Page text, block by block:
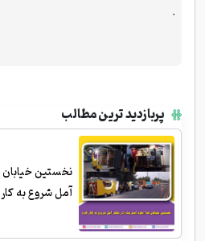
.
پربازدید ترین مطالب
نخستین خیابان
آمل شروع به